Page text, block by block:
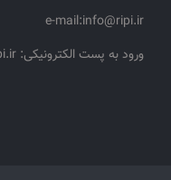
e-mail:info@ripi.ir
ورود به پست الکترونیکی: https://mail.ripi.ir